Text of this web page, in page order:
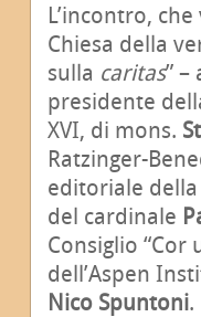
L’incontro,
Chiesa della
sulla caritas”
presidente
XVI, di mons.
Ratzinger-
editoriale
del cardinale
Consiglio “Cor
dell’Aspen
Nico Spuntoni.